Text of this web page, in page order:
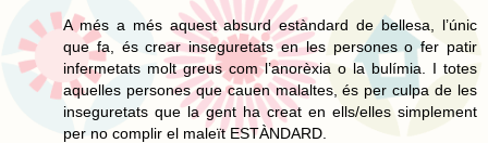
A més a més aquest absurd estàndard de bellesa, l’únic
que fa, és crear inseguretats en les persones o fer patir
infermetats molt greus com l’anorèxia o la bulímia. I totes
aquelles persones que cauen malaltes, és per culpa de les
inseguretats que la gent ha creat en ells/elles simplement
per no complir el maleït ESTÀNDARD.